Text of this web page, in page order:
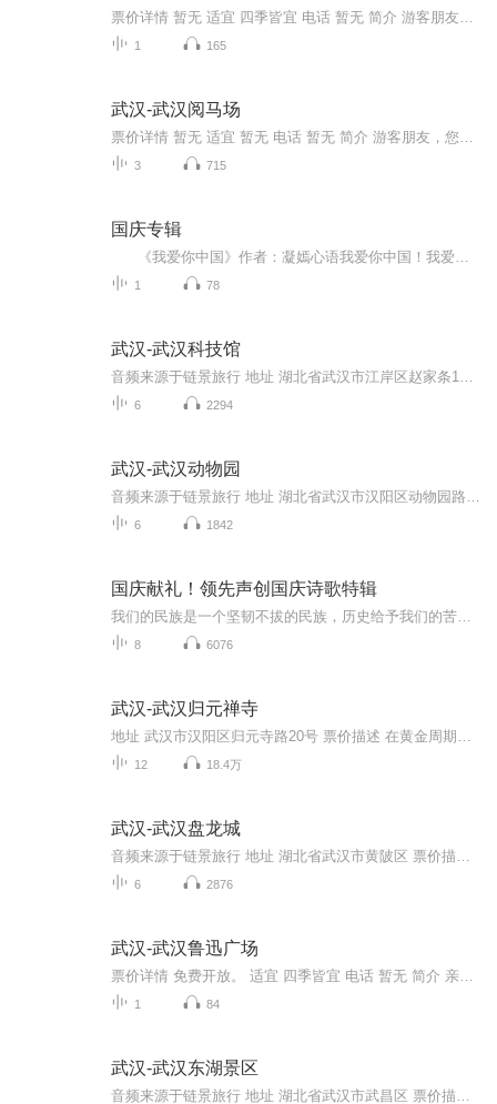
1 165
武汉-武汉阅马场
3 715
国庆专辑
1 78
武汉-武汉科技馆
6 2294
武汉-武汉动物园
6 1842
国庆献礼！领先声创国庆诗歌特辑
8 6076
武汉-武汉归元禅寺
12 18.4万
武汉-武汉盘龙城
6 2876
武汉-武汉鲁迅广场
1 84
武汉-武汉东湖景区